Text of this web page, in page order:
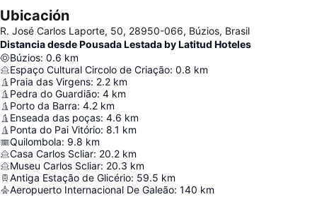
Ubicación
R. José Carlos Laporte, 50, 28950-066, Búzios, Brasil
Distancia desde Pousada Lestada by Latitud Hoteles
Búzios: 0.6 km
Espaço Cultural Circolo de Criação: 0.8 km
Praia das Virgens: 2.2 km
Pedra do Guardião: 4 km
Porto da Barra: 4.2 km
Enseada das poças: 4.6 km
Ponta do Pai Vitório: 8.1 km
Quilombola: 9.8 km
Casa Carlos Scliar: 20.2 km
Museu Carlos Scliar: 20.3 km
Antiga Estação de Glicério: 59.5 km
Aeropuerto Internacional De Galeão: 140 km